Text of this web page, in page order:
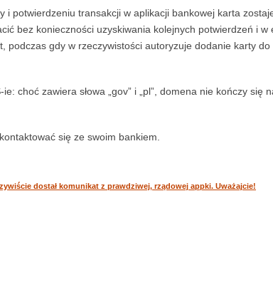
potwierdzeniu transakcji w aplikacji bankowej karta
bez konieczności uzyskiwania kolejnych potwierdzeń i w
podczas gdy w rzeczywistości autoryzuje dodanie karty do
choć zawiera słowa „gov” i „pl”, domena nie kończy się
się ze swoim bankiem.
dostał komunikat z prawdziwej, rządowej appki. Uważajcie!